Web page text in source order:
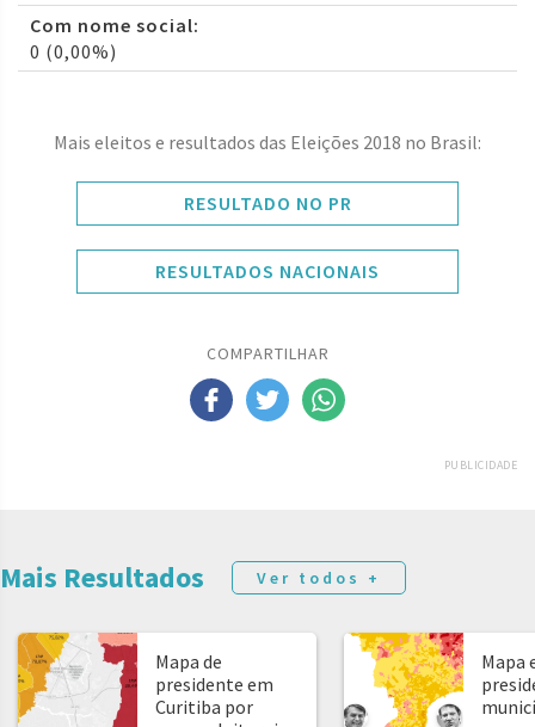
Com nome social:
0 (0,00%)
Mais eleitos e resultados das Eleições 2018 no Brasil:
RESULTADO NO PR
RESULTADOS NACIONAIS
COMPARTILHAR
PUBLICIDADE
Mais Resultados Ver todos +
Mapa de
presidente em
Curitiba por
Mapa